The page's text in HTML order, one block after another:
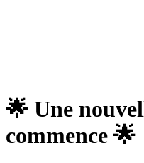
🌟 Une
commence 🌟